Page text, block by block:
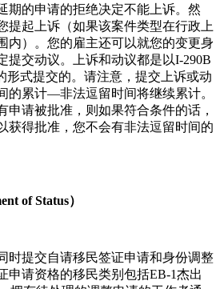
期的申请的拒绝决定不能上诉。然
提起上诉（如果该案件类型在行政上
内）。您的雇主还可以就您的变更身
提交动议。上诉和动议都是以I-290B
形式提交的。请注意，提交上诉或动
的累计—非法逗留时间将继续累计。
申请被批准，则如果符合条件的话，
获得批准，您不会有非法逗留时间的
of Status）
时提交自请移民签证申请和身份调整
申请资格的移民类别包括EB-1杰出